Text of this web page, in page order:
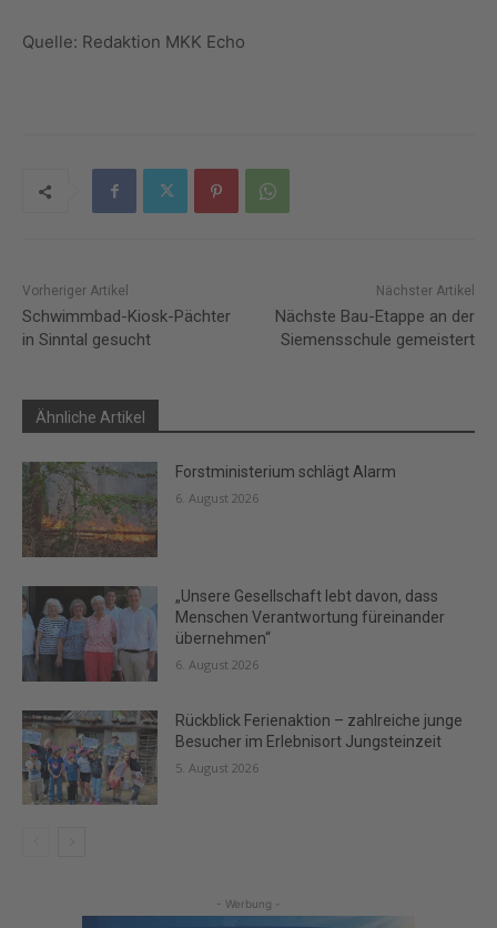
Quelle: Redaktion MKK Echo
Vorheriger Artikel
Schwimmbad-Kiosk-Pächter
in Sinntal gesucht
Nächster Artikel
Nächste Bau-Etappe an der
Siemensschule gemeistert
Ähnliche Artikel
Forstministerium schlägt Alarm
6. August 2026
„Unsere Gesellschaft lebt davon, dass
Menschen Verantwortung füreinander
übernehmen“
6. August 2026
Rückblick Ferienaktion – zahlreiche junge
Besucher im Erlebnisort Jungsteinzeit
5. August 2026
- Werbung -